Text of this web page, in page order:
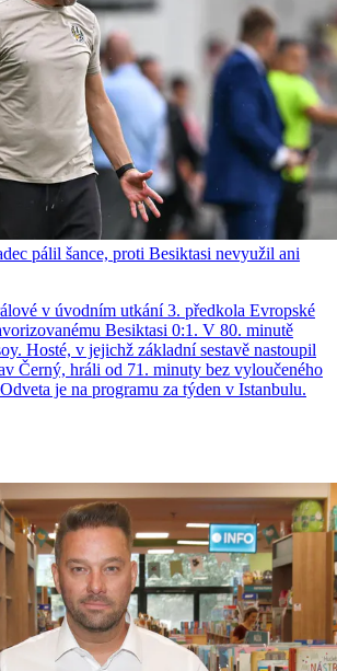
pálil šance, proti Besiktasi nevyužil ani
v úvodním utkání 3. předkola Evropské
Besiktasi 0:1. V 80. minutě
Hosté, v jejichž základní sestavě nastoupil
Černý, hráli od 71. minuty bez vyloučeného
je na programu za týden v Istanbulu.